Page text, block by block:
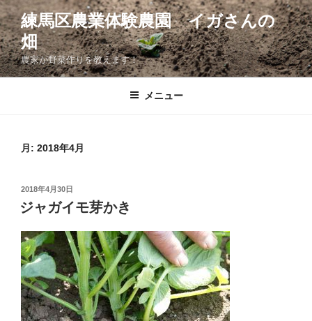
コ
ン
テ
ン
ツ
練馬区農業体験農園 イガさんの
畑
農家が野菜作りを教えます！
メニュー
月: 2018年4月
投
稿
日:
2018年4月30日
ジャガイモ芽かき